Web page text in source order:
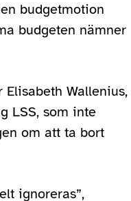
budgetmotion
budgeten nämner
Wallenius,
LSS, som inte
om att ta bort
ignoreras”,